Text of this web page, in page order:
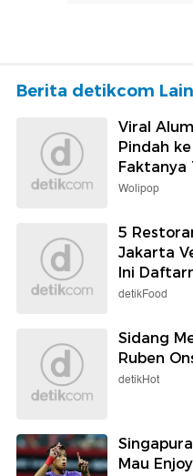
Berita detikcom
Viral
Pindah
Faktanya
Wolipop
5
Jakarta
Ini
detikFood
Sidang
Ruben
detikHot
Mau